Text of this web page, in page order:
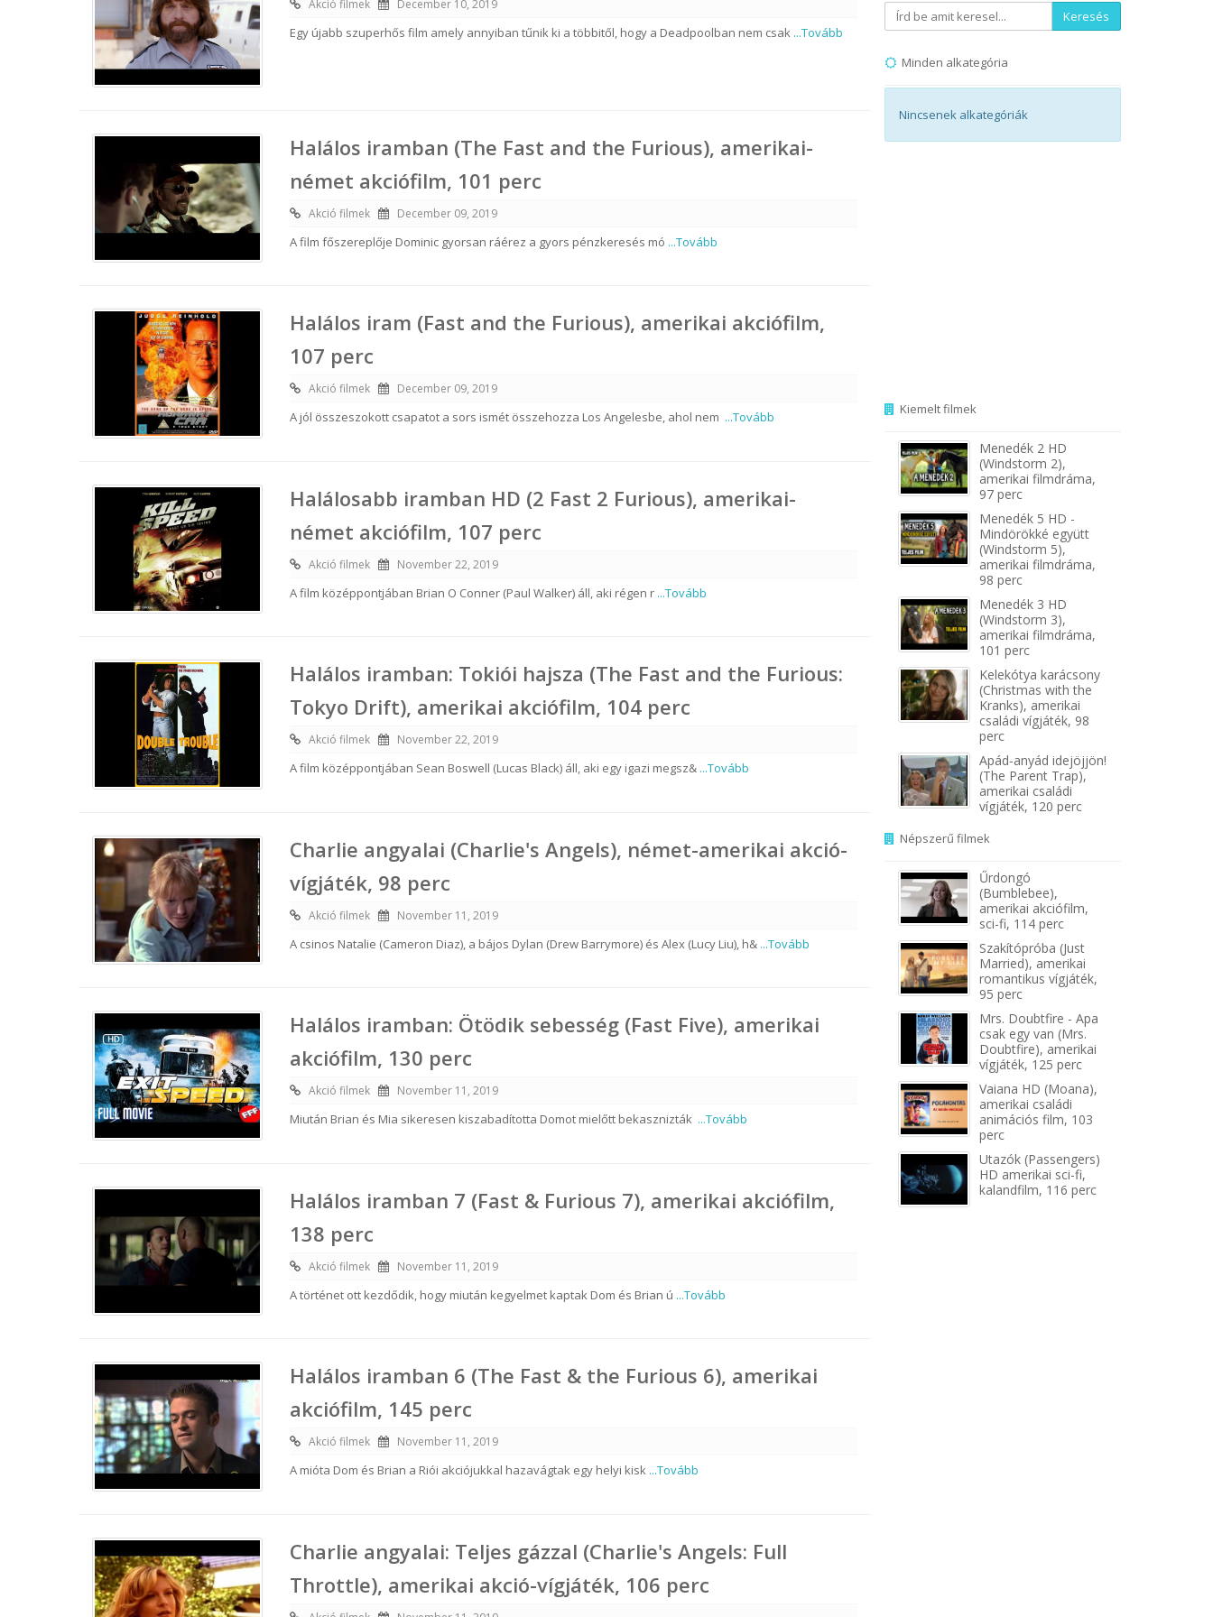
Akció filmek December 10, 2019
Egy újabb szuperhős film amely annyiban tűnik ki a többitől, hogy a Deadpoolban nem csak ...Tovább
Halálos iramban (The Fast and the Furious), amerikai-
német akciófilm, 101 perc
Akció filmek December 09, 2019
A film főszereplője Dominic gyorsan ráérez a gyors pénzkeresés mó ...Tovább
Halálos iram (Fast and the Furious), amerikai akciófilm,
107 perc
Akció filmek December 09, 2019
A jól összeszokott csapatot a sors ismét összehozza Los Angelesbe, ahol nem ...Tovább
Halálosabb iramban HD (2 Fast 2 Furious), amerikai-
német akciófilm, 107 perc
Akció filmek November 22, 2019
A film középpontjában Brian O Conner (Paul Walker) áll, aki régen r ...Tovább
Halálos iramban: Tokiói hajsza (The Fast and the Furious:
Tokyo Drift), amerikai akciófilm, 104 perc
Akció filmek November 22, 2019
A film középpontjában Sean Boswell (Lucas Black) áll, aki egy igazi megsz& ...Tovább
Charlie angyalai (Charlie's Angels), német-amerikai akció-
vígjáték, 98 perc
Akció filmek November 11, 2019
A csinos Natalie (Cameron Diaz), a bájos Dylan (Drew Barrymore) és Alex (Lucy Liu), h& ...Tovább
Halálos iramban: Ötödik sebesség (Fast Five), amerikai
akciófilm, 130 perc
Akció filmek November 11, 2019
Miután Brian és Mia sikeresen kiszabadította Domot mielőtt bekasznizták ...Tovább
Halálos iramban 7 (Fast & Furious 7), amerikai akciófilm,
138 perc
Akció filmek November 11, 2019
A történet ott kezdődik, hogy miután kegyelmet kaptak Dom és Brian ú ...Tovább
Halálos iramban 6 (The Fast & the Furious 6), amerikai
akciófilm, 145 perc
Akció filmek November 11, 2019
A mióta Dom és Brian a Riói akciójukkal hazavágtak egy helyi kisk ...Tovább
Charlie angyalai: Teljes gázzal (Charlie's Angels: Full
Throttle), amerikai akció-vígjáték, 106 perc
Keresés
Minden alkategória
Nincsenek alkategóriák
Kiemelt filmek
Menedék 2 HD
(Windstorm 2),
amerikai filmdráma,
97 perc
Menedék 5 HD -
Mindörökké együtt
(Windstorm 5),
amerikai filmdráma,
98 perc
Menedék 3 HD
(Windstorm 3),
amerikai filmdráma,
101 perc
Kelekótya karácsony
(Christmas with the
Kranks), amerikai
családi vígjáték, 98
perc
Apád-anyád idejöjjön!
(The Parent Trap),
amerikai családi
vígjáték, 120 perc
Népszerű filmek
Űrdongó
(Bumblebee),
amerikai akciófilm,
sci-fi, 114 perc
Szakítópróba (Just
Married), amerikai
romantikus vígjáték,
95 perc
Mrs. Doubtfire - Apa
csak egy van (Mrs.
Doubtfire), amerikai
vígjáték, 125 perc
Vaiana HD (Moana),
amerikai családi
animációs film, 103
perc
Utazók (Passengers)
HD amerikai sci-fi,
kalandfilm, 116 perc